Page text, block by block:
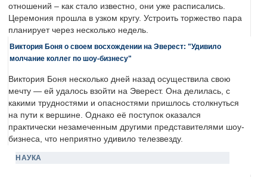
отношений – как стало известно, они уже расписались.
Церемония прошла в узком кругу. Устроить торжество пара
планирует через несколько недель.
Виктория Боня о своем восхождении на Эверест: "Удивило
молчание коллег по шоу-бизнесу"
Виктория Боня несколько дней назад осуществила свою
мечту — ей удалось взойти на Эверест. Она делилась, с
какими трудностями и опасностями пришлось столкнуться
на пути к вершине. Однако её поступок оказался
практически незамеченным другими представителями шоу-
бизнеса, что неприятно удивило телезвезду.
НАУКА